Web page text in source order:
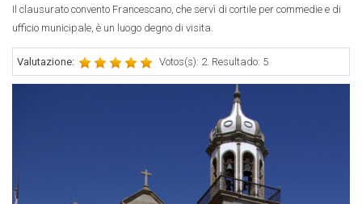
Il clausurato convento Francescano, che servì di cortile per commedie e di
ufficio municipale, è un luogo degno di visita.
Valutazione: Votos(s): 2. Resultado: 5